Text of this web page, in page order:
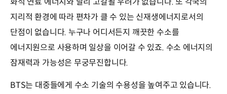
지리적 환경에 따라 편차가 클 수 있는 신재생에너지로서의
단점이 없습니다. 누구나 어디서든지 깨끗한 수소를
에너지원으로 사용하며 일상을 이어갈 수 있죠. 수소 에너지의
잠재력과 가능성은 무궁무진합니다.
BTS는 대중들에게 수소 기술의 수용성을 높여주고 있습니다.